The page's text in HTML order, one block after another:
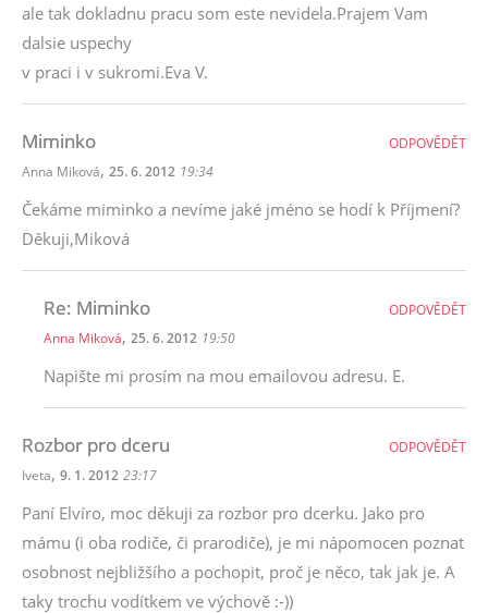
ale tak dokladnu pracu som este nevidela.Prajem Vam
dalsie uspechy
v praci i v sukromi.Eva V.
Miminko
Anna Miková, 25. 6. 2012 19:34
Čekáme miminko a nevíme jaké jméno se hodí k Příjmení?
Děkuji,Miková
ODPOVĚDĚT
Re: Miminko
Anna Miková, 25. 6. 2012 19:50
Napište mi prosím na mou emailovou adresu. E.
ODPOVĚDĚT
Rozbor pro dceru
Iveta, 9. 1. 2012 23:17
Paní Elvíro, moc děkuji za rozbor pro dcerku. Jako pro
mámu (i oba rodiče, či prarodiče), je mi nápomocen poznat
osobnost nejbližšího a pochopit, proč je něco, tak jak je. A
taky trochu vodítkem ve výchově :-))
ODPOVĚDĚT